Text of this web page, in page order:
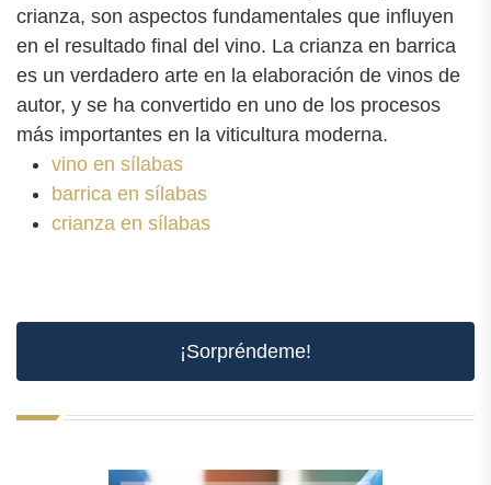
crianza, son aspectos fundamentales que influyen
en el resultado final del vino. La crianza en barrica
es un verdadero arte en la elaboración de vinos de
autor, y se ha convertido en uno de los procesos
más importantes en la viticultura moderna.
vino en sílabas
barrica en sílabas
crianza en sílabas
¡Sorpréndeme!